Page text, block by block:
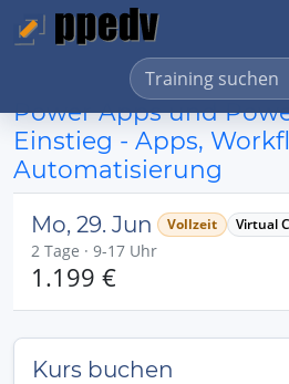
Power Apps und
Einstieg - Apps,
Automatisierung
Mo, 29. Jun Vollzeit Virtual
2 Tage · 9-17 Uhr
1.199 €
Kurs buchen